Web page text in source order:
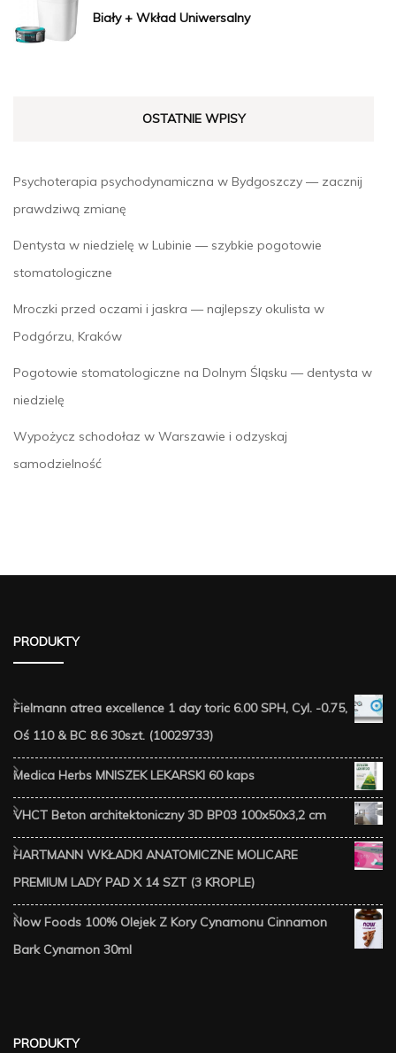
Biały + Wkład Uniwersalny
OSTATNIE WPISY
Psychoterapia psychodynamiczna w Bydgoszczy — zacznij
prawdziwą zmianę
Dentysta w niedzielę w Lubinie — szybkie pogotowie
stomatologiczne
Mroczki przed oczami i jaskra — najlepszy okulista w
Podgórzu, Kraków
Pogotowie stomatologiczne na Dolnym Śląsku — dentysta w
niedzielę
Wypożycz schodołaz w Warszawie i odzyskaj
samodzielność
PRODUKTY
Fielmann atrea excellence 1 day toric 6.00 SPH, Cyl. -0.75,
Oś 110 & BC 8.6 30szt. (10029733)
Medica Herbs MNISZEK LEKARSKI 60 kaps
VHCT Beton architektoniczny 3D BP03 100x50x3,2 cm
HARTMANN WKŁADKI ANATOMICZNE MOLICARE
PREMIUM LADY PAD X 14 SZT (3 KROPLE)
Now Foods 100% Olejek Z Kory Cynamonu Cinnamon
Bark Cynamon 30ml
PRODUKTY